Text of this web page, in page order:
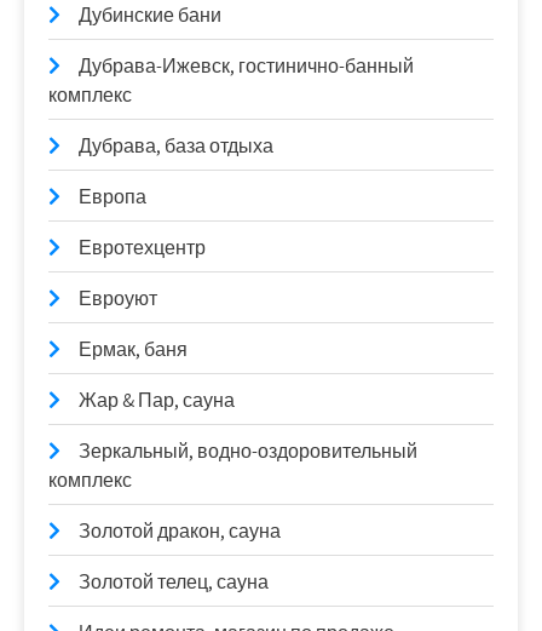
Дубинские бани
Дубрава-Ижевск, гостинично-банный
комплекс
Дубрава, база отдыха
Европа
Евротехцентр
Евроуют
Ермак, баня
Жар & Пар, сауна
Зеркальный, водно-оздоровительный
комплекс
Золотой дракон, сауна
Золотой телец, сауна